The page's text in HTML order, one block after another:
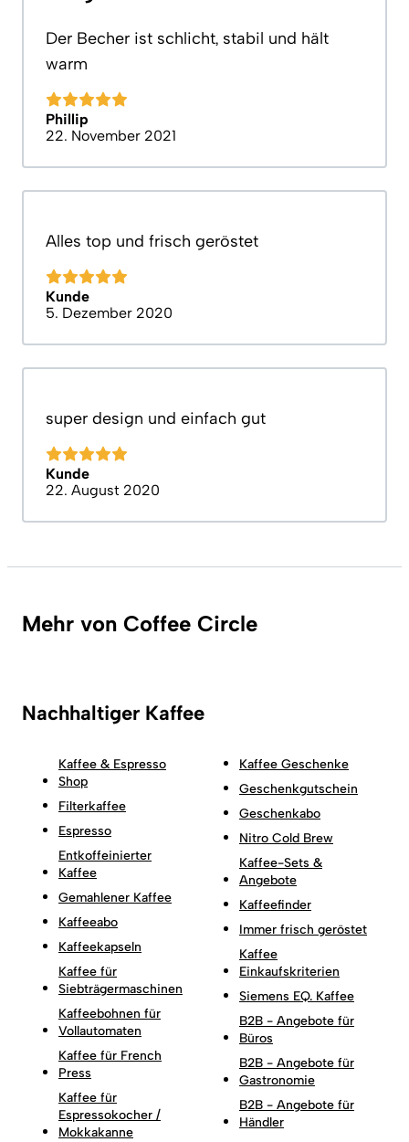
Der Becher ist schlicht, stabil und hält
warm
Phillip
22. November 2021
Alles top und frisch geröstet
Kunde
5. Dezember 2020
super design und einfach gut
Kunde
22. August 2020
Mehr von Coffee Circle
Nachhaltiger Kaffee
Kaffee & Espresso
Shop
Filterkaffee
Espresso
Entkoffeinierter
Kaffee
Gemahlener Kaffee
Kaffeeabo
Kaffeekapseln
Kaffee für
Siebträgermaschinen
Kaffeebohnen für
Vollautomaten
Kaffee für French
Press
Kaffee für
Espressokocher /
Mokkakanne
Kaffee Geschenke
Geschenkgutschein
Geschenkabo
Nitro Cold Brew
Kaffee-Sets &
Angebote
Kaffeefinder
Immer frisch geröstet
Kaffee
Einkaufskriterien
Siemens EQ. Kaffee
B2B - Angebote für
Büros
B2B - Angebote für
Gastronomie
B2B - Angebote für
Händler